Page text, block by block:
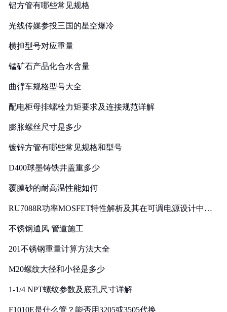
铝方管有哪些常见规格
光线传媒参投三国的星空爆冷
横担型号对应重量
锰矿石产品化合水含量
曲臂车规格型号大全
配电柜母排螺栓力矩要求及连接规范详解
膨胀螺丝尺寸是多少
镀锌方管有哪些常见规格和型号
D400球墨铸铁井盖重多少
覆膜砂的耐高温性能如何
RU7088R功率MOSFET特性解析及其在可调电源设计中的
不锈钢通风 管道施工
201不锈钢重量计算方法大全
M20螺纹大径和小径是多少
1-1/4 NPT螺纹参数及底孔尺寸详解
F1010E是什么管？能否用3205或3505代换